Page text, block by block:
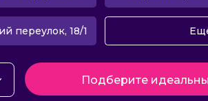
переулок, 18/1
Подберите